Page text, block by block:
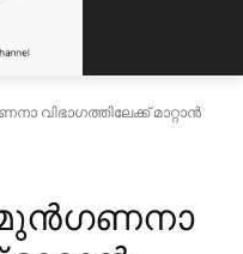
വിഭാഗത്തിലേക്ക് മാറ്റാൻ